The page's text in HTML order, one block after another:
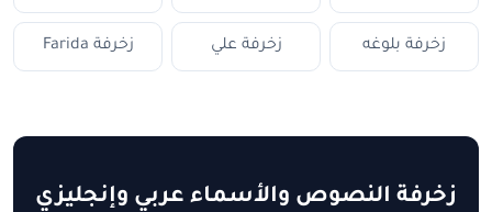
زخرفة بلوغه زخرفة علي زخرفة Farida
زخرفة النصوص والأسماء عربي وإنجليزي